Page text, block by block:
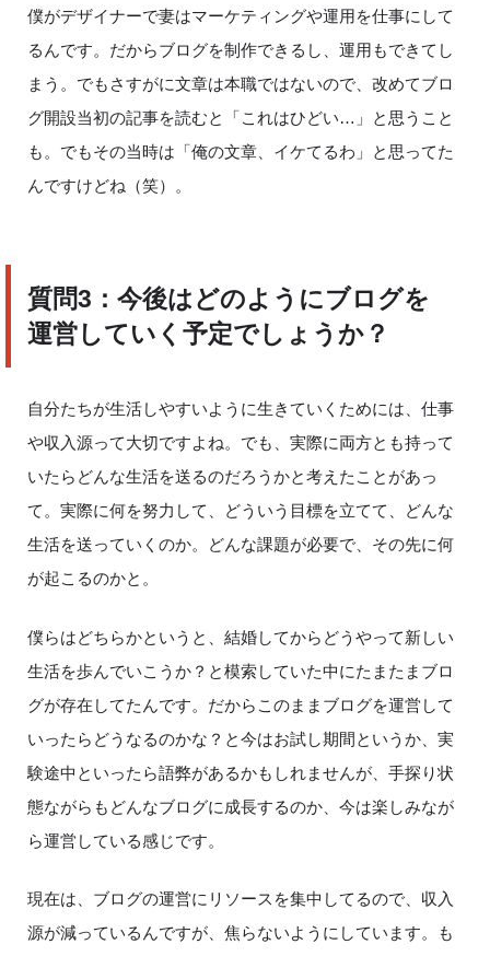
僕がデザイナーで妻はマーケティングや運用を仕事にして
るんです。だからブログを制作できるし、運用もできてし
まう。でもさすがに文章は本職ではないので、改めてブロ
グ開設当初の記事を読むと「これはひどい…」と思うこと
も。でもその当時は「俺の文章、イケてるわ」と思ってた
んですけどね（笑）。
質問3 ：今後はどのようにブログを
運営していく予定でしょうか？
自分たちが生活しやすいように生きていくためには、仕事
や収入源って大切ですよね。でも、実際に両方とも持って
いたらどんな生活を送るのだろうかと考えたことがあっ
て。実際に何を努力して、どういう目標を立てて、どんな
生活を送っていくのか。どんな課題が必要で、その先に何
が起こるのかと。
僕らはどちらかというと、結婚してからどうやって新しい
生活を歩んでいこうか？と模索していた中にたまたまブロ
グが存在してたんです。だからこのままブログを運営して
いったらどうなるのかな？と今はお試し期間というか、実
験途中といったら語弊があるかもしれませんが、手探り状
態ながらもどんなブログに成長するのか、今は楽しみなが
ら運営している感じです。
現在は、ブログの運営にリソースを集中してるので、収入
源が減っているんですが、焦らないようにしています。も